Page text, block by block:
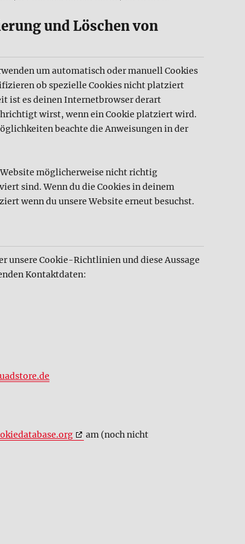
und Löschen von
um automatisch oder manuell Cookies
ob spezielle Cookies nicht platziert
ist es deinen Internetbrowser derart
wirst, wenn ein Cookie platziert wird.
beachte die Anweisungen in der
möglicherweise nicht richtig
sind. Wenn du die Cookies in deinem
wenn du unsere Website erneut besuchst.
unsere Cookie-Richtlinien und diese Aussage
Kontaktdaten:
am (noch nicht